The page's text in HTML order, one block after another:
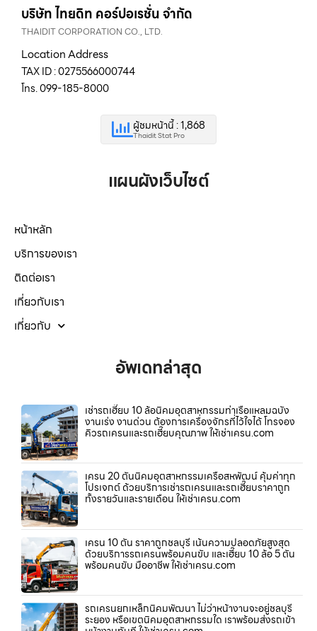
บริษัท ไทยดิท คอร์ปอเรชั่น จำกัด
THAIDIT CORPORATION CO., LTD.
Location Address
TAX ID : 0275566000744
โทร. 099-185-8000
ผู้ชมหน้านี้ : 1,868
Thaidit Stat Pro
แผนผังเว็บไซต์
หน้าหลัก
บริการของเรา
ติดต่อเรา
เกี่ยวกับเรา
เกี่ยวกับ
อัพเดทล่าสุด
เช่ารถเฮี๊ยบ 10 ล้อนิคมอุตสาหกรรมท่าเรือแหลมฉบัง
งานเร่ง งานด่วน ต้องการเครื่องจักรที่ไว้ใจได้ โทรจอง
คิวรถเครนและรถเฮี๊ยบคุณภาพ ให้เช่าเครน.com
เครน 20 ตันนิคมอุตสาหกรรมเครือสหพัฒน์ คุ้มค่าทุก
โปรเจกต์ ด้วยบริการเช่ารถเครนและรถเฮี๊ยบราคาถูก
ทั้งรายวันและรายเดือน ให้เช่าเครน.com
เครน 10 ตัน ราคาถูกชลบุรี เน้นความปลอดภัยสูงสุด
ด้วยบริการรถเครนพร้อมคนขับ และเฮี๊ยบ 10 ล้อ 5 ตัน
พร้อมคนขับ มืออาชีพ ให้เช่าเครน.com
รถเครนยกเหล็กนิคมพัฒนา ไม่ว่าหน้างานจะอยู่ชลบุรี
ระยอง หรือเขตนิคมอุตสาหกรรมใด เราพร้อมส่งรถเข้า